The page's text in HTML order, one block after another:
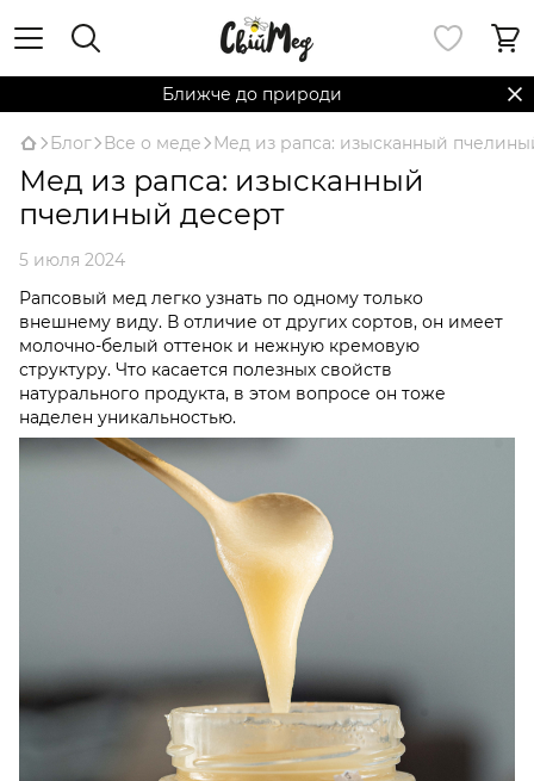
Ближче до природи
Блог Все о меде Мед из рапса: изысканный
Мед из рапса: изысканный
пчелиный десерт
5 июля 2024
Рапсовый мед легко узнать по одному только
внешнему виду. В отличие от других сортов, он имеет
молочно-белый оттенок и нежную кремовую
структуру. Что касается полезных свойств
натурального продукта, в этом вопросе он тоже
наделен уникальностью.